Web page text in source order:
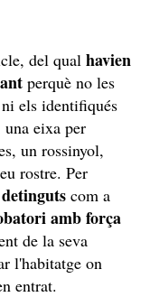
del qual havien
perquè no les
ni els identifiqués
eixa per
un rossinyol,
rostre. Per
com a
amb força
de la seva
l'habitatge on
entrat.